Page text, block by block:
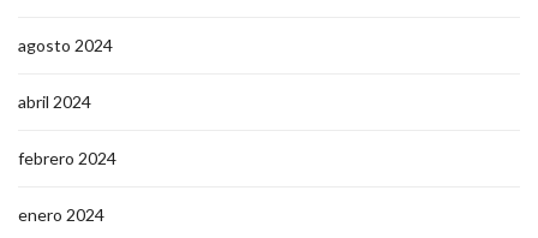
agosto 2024
abril 2024
febrero 2024
enero 2024